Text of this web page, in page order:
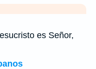
es Señor,